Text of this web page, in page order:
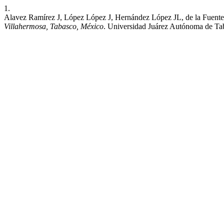
1.
Alavez Ramírez J, López López J, Hernández López JL, de la
Villahermosa, Tabasco, México. Universidad Juárez Autónoma de